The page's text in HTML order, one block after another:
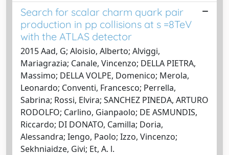
Search for scalar charm quark pair
production in pp collisions at s =8TeV
with the ATLAS detector
2015 Aad, G; Aloisio, Alberto; Alviggi,
Mariagrazia; Canale, Vincenzo; DELLA PIETRA,
Massimo; DELLA VOLPE, Domenico; Merola,
Leonardo; Conventi, Francesco; Perrella,
Sabrina; Rossi, Elvira; SANCHEZ PINEDA, ARTURO
RODOLFO; Carlino, Gianpaolo; DE ASMUNDIS,
Riccardo; DI DONATO, Camilla; Doria,
Alessandra; Iengo, Paolo; Izzo, Vincenzo;
Sekhniaidze, Givi; Et, A. l.